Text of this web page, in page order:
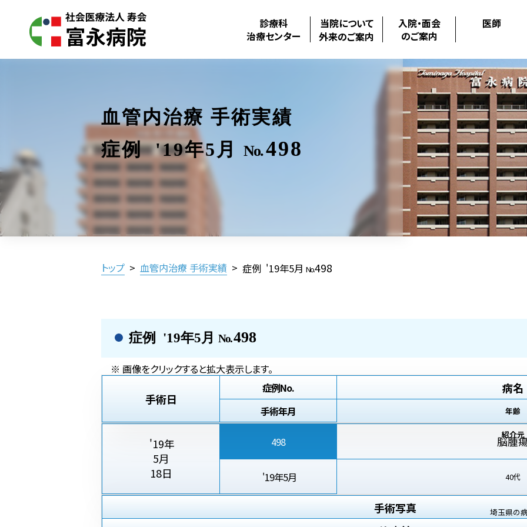
診療科
治療センター
当院について
外来のご案内
入院・面会
のご案内
医師
血管内治療 手術実績
症例 '19年5月
No.498
トップ > 血管内治療 手術実績 > 症例 '19年5月No.498
症例 '19年5月 No.498
※ 画像をクリックすると拡大表示します。
手術日
症例No.
手術年月
病名
年齢
紹介元
'19年
5月
18日
498
'19年5月
脳腫
40代
埼玉県の
手術写真